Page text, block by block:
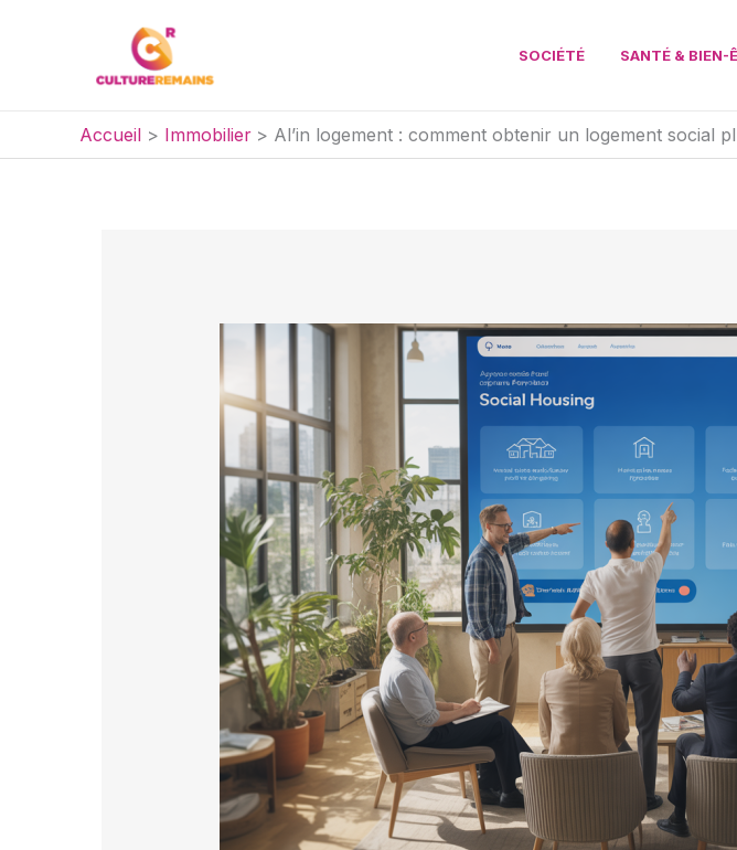
SOCIÉTÉ SANTÉ & BIEN-
Accueil Immobilier Al’in logement : comment obtenir un logement social